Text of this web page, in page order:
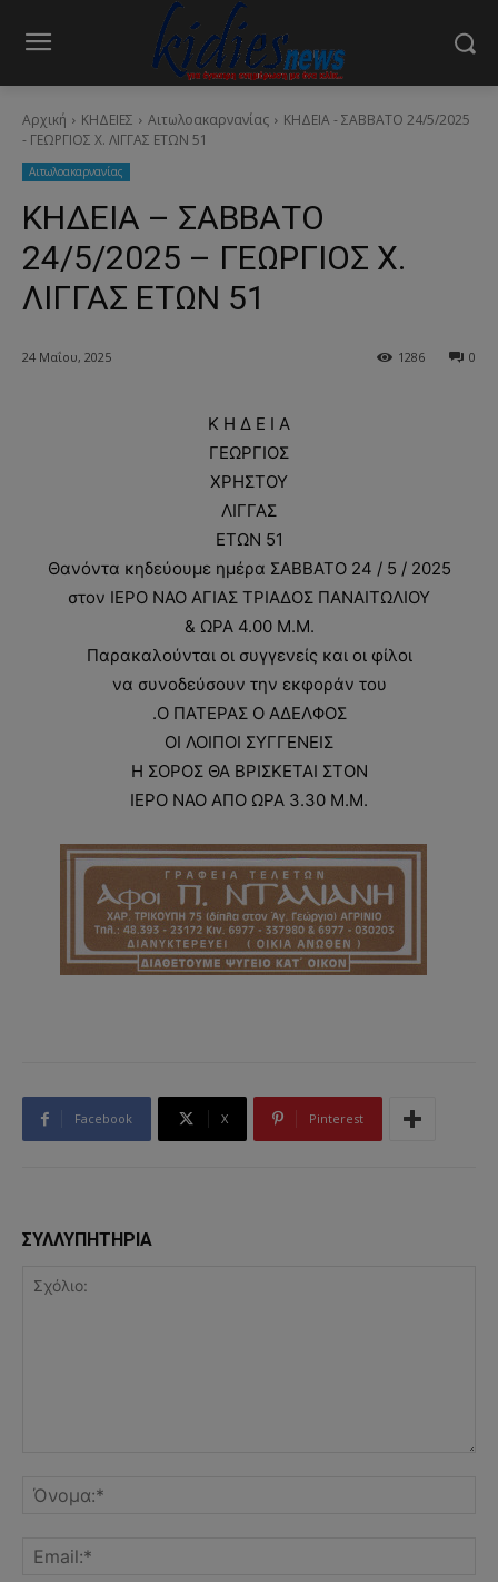
Αρχική ΚΗΔΕΙΕΣ Aιτωλοακαρνανίας
ΚΗΔΕΙΑ - ΣΑΒΒΑΤΟ 24/5/2025
- ΓΕΩΡΓΙΟΣ Χ. ΛΙΓΓΑΣ ΕΤΩΝ 51
Aιτωλοακαρνανίας
ΚΗΔΕΙΑ – ΣΑΒΒΑΤΟ
24/5/2025 – ΓΕΩΡΓΙΟΣ Χ.
ΛΙΓΓΑΣ ΕΤΩΝ 51
24 Μαΐου, 2025 0
1286
Κ Η Δ Ε Ι Α
ΓΕΩΡΓΙΟΣ
ΧΡΗΣΤΟΥ
ΛΙΓΓΑΣ
ΕΤΩΝ 51
Θανόντα κηδεύουμε ημέρα ΣΑΒΒΑΤΟ 24 / 5 / 2025
στον ΙΕΡΟ ΝΑΟ ΑΓΙΑΣ ΤΡΙΑΔΟΣ ΠΑΝΑΙΤΩΛΙΟΥ
& ΩΡΑ 4.00 Μ.Μ.
Παρακαλούνται οι συγγενείς και οι φίλοι
να συνοδεύσουν την εκφοράν του
.Ο ΠΑΤΕΡΑΣ Ο ΑΔΕΛΦΟΣ
ΟΙ ΛΟΙΠΟΙ ΣΥΓΓΕΝΕΙΣ
Η ΣΟΡΟΣ ΘΑ ΒΡΙΣΚΕΤΑΙ ΣΤΟΝ
ΙΕΡΟ ΝΑΟ ΑΠΟ ΩΡΑ 3.30 Μ.Μ.
Facebook X Pinterest
ΣΥΛΛΥΠΗΤΗΡΙΑ